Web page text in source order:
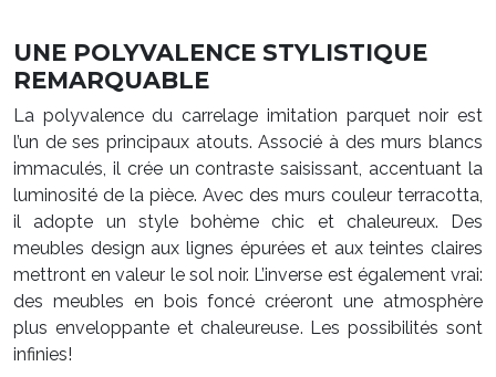
UNE POLYVALENCE STYLISTIQUE
REMARQUABLE
La polyvalence du carrelage imitation parquet noir est
l’un de ses principaux atouts. Associé à des murs blancs
immaculés, il crée un contraste saisissant, accentuant la
luminosité de la pièce. Avec des murs couleur terracotta,
il adopte un style bohème chic et chaleureux. Des
meubles design aux lignes épurées et aux teintes claires
mettront en valeur le sol noir. L’inverse est également vrai:
des meubles en bois foncé créeront une atmosphère
plus enveloppante et chaleureuse. Les possibilités sont
infinies!